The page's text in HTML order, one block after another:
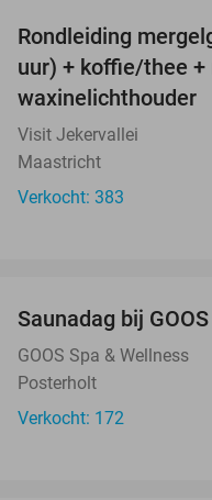
Rondleiding
uur) + koffie/thee
waxinelichthouder
Visit Jekervallei
Maastricht
Verkocht: 383
TODAY
Saunadag bij
GOOS Spa & Wellness
Posterholt
Verkocht: 172